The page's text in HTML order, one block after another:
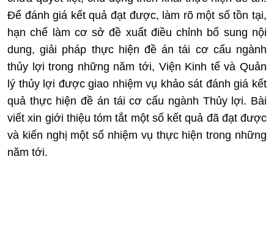
Để đánh giá kết quả đạt được, làm rõ một số tồn tại,
hạn chế làm cơ sở đề xuất điều chỉnh bổ sung nội
dung, giải pháp thực hiện đề án tái cơ cấu ngành
thủy lợi trong những năm tới, Viện Kinh tế và Quản
lý thủy lợi được giao nhiệm vụ khảo sát đánh giá kết
quả thực hiện đề án tái cơ cấu ngành Thủy lợi. Bài
viết xin giới thiệu tóm tắt một số kết quả đã đạt được
và kiến nghị một số nhiệm vụ thực hiện trong những
năm tới.